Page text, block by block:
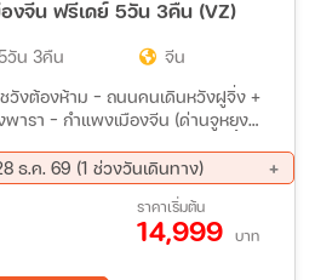
งจีน ฟรีเดย์ 5วัน 3คืน (VZ)
วัน 3คืน
จีน
วังต้องห้าม – ถนนคนเดินหวังฝูจิ่ง +
พารา – กำแพงเมืองจีน (ด่านจูหยง
PARK
ธ.ค. 69 (1 ช่วงวันเดินทาง)
ราคาเริ่มต้น
14,999 บาท